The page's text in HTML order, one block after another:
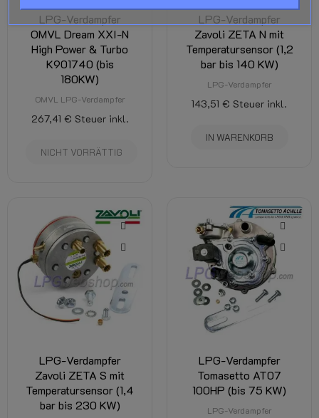
LPG-Verdampfer
OMVL Dream XXI-N
High Power & Turbo
K901740 (bis
180KW)
OMVL LPG-Verdampfer
267,41 € Steuer inkl.
NICHT VORRÄTTIG
LPG-Verdampfer
Zavoli ZETA N mit
Temperatursensor (1,2
bar bis 140 KW)
LPG-Verdampfer
143,51 € Steuer inkl.
IN WARENKORB
LPG-Verdampfer
Zavoli ZETA S mit
Temperatursensor (1,4
bar bis 230 KW)
LPG-Verdampfer
Tomasetto AT07
100HP (bis 75 KW)
LPG-Verdampfer